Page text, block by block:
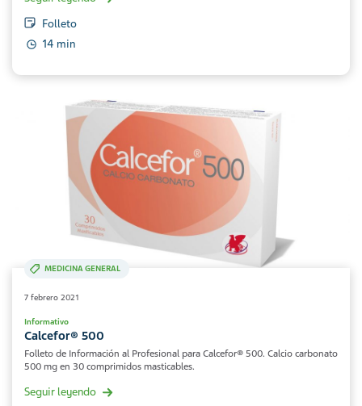
Folleto
14 min
MEDICINA GENERAL
7 febrero 2021
Informativo
Calcefor® 500
Folleto de Información al Profesional para Calcefor® 500. Calcio carbonato
500 mg en 30 comprimidos masticables.
Seguir leyendo